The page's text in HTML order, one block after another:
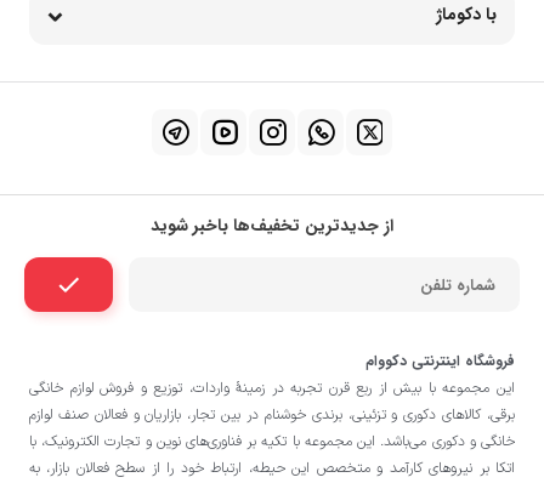
با دکوماژ
از جدیدترین تخفیف‌ها باخبر شوید
فروشگاه اینترنتی دکووام
این مجموعه با بيش از ربع قرن تجربه در زمينۀ واردات، توزيع و فروش لوازم خانگی
برقی، کالاهای دکوری و تزئینی، برندی خوشنام در بين تجار، بازاريان و فعالان صنف لوازم
خانگی و دکوری می‌باشد. این مجموعه با تكيه بر فناوری‌های نوين و تجارت الكترونيک، با
اتکا بر نيروهای كارآمد و متخصص اين حيطه، ارتباط خود را از سطح فعالان بازار، به